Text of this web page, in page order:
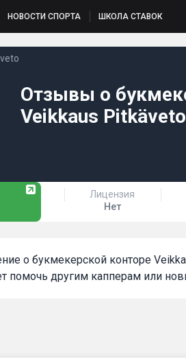
НОВОСТИ СПОРТА ШКОЛА СТАВОК
Отзывы о
Veikkaus Pitkäveto
Лицензия
Нет
о букмекерской конторе
помочь другим капперам или